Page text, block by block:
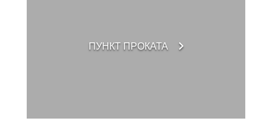
ПУНКТ ПРОКАТА